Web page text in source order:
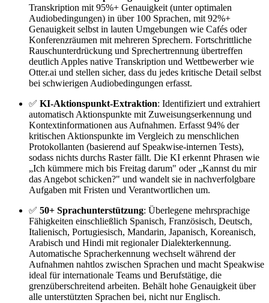
Transkription mit 95%+ Genauigkeit (unter optimalen
Audiobedingungen) in über 100 Sprachen, mit 92%+
Genauigkeit selbst in lauten Umgebungen wie Cafés oder
Konferenzräumen mit mehreren Sprechern. Fortschrittliche
Rauschunterdrückung und Sprechertrennung übertreffen
deutlich Apples native Transkription und Wettbewerber wie
Otter.ai und stellen sicher, dass du jedes kritische Detail selbst
bei schwierigen Audiobedingungen erfasst.
✅ KI-Aktionspunkt-Extraktion: Identifiziert und extrahiert
automatisch Aktionspunkte mit Zuweisungserkennung und
Kontextinformationen aus Aufnahmen. Erfasst 94% der
kritischen Aktionspunkte im Vergleich zu menschlichen
Protokollanten (basierend auf Speakwise-internen Tests),
sodass nichts durchs Raster fällt. Die KI erkennt Phrasen wie
„Ich kümmere mich bis Freitag darum" oder „Kannst du mir
das Angebot schicken?" und wandelt sie in nachverfolgbare
Aufgaben mit Fristen und Verantwortlichen um.
✅ 50+ Sprachunterstützung: Überlegene mehrsprachige
Fähigkeiten einschließlich Spanisch, Französisch, Deutsch,
Italienisch, Portugiesisch, Mandarin, Japanisch, Koreanisch,
Arabisch und Hindi mit regionaler Dialekterkennung.
Automatische Spracherkennung wechselt während der
Aufnahmen nahtlos zwischen Sprachen und macht Speakwise
ideal für internationale Teams und Berufstätige, die
grenzüberschreitend arbeiten. Behält hohe Genauigkeit über
alle unterstützten Sprachen bei, nicht nur Englisch.